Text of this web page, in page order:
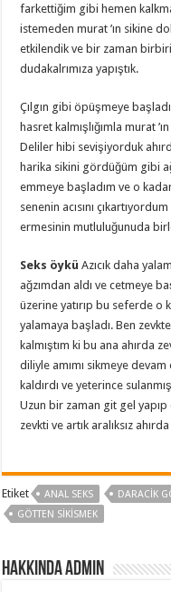
farkettiğim gibi hemen
istemeden murat ’ın sikine
etkilendik ve bir zaman
dudakalrımıza yapıştık.
Çılgın gibi öpüşmeye
hasret kalmışlığımla murat
Deliler hibi sevişiyorduk
harika sikini gördüğüm gibi
emmeye başladım ve o
senenin acısını
ermesinin mutluluğunuda
Seks öykü Azıcık daha
ağzımdan aldı ve cetmeye
üzerine yatırıp bu seferde o
yalamaya başladı. Ben
kalmıştım ki bu ana ahırda
diliyle amımı sikmeye
kaldırdı ve yeterince
Uzun bir zaman git gel
zevkti ve artık aralıksız
Etiket ANAL SEKS DARACIK
GÖTTEN SIKISMEK
Hakkında admin